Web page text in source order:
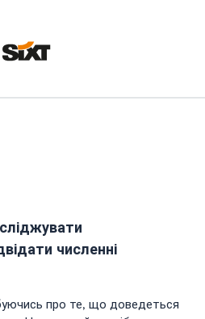
численні
про те, що доведеться